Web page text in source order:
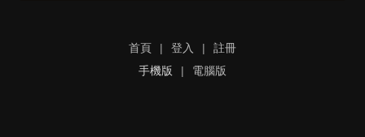
首頁 | 登入 |
註冊
手機版
| 電腦版